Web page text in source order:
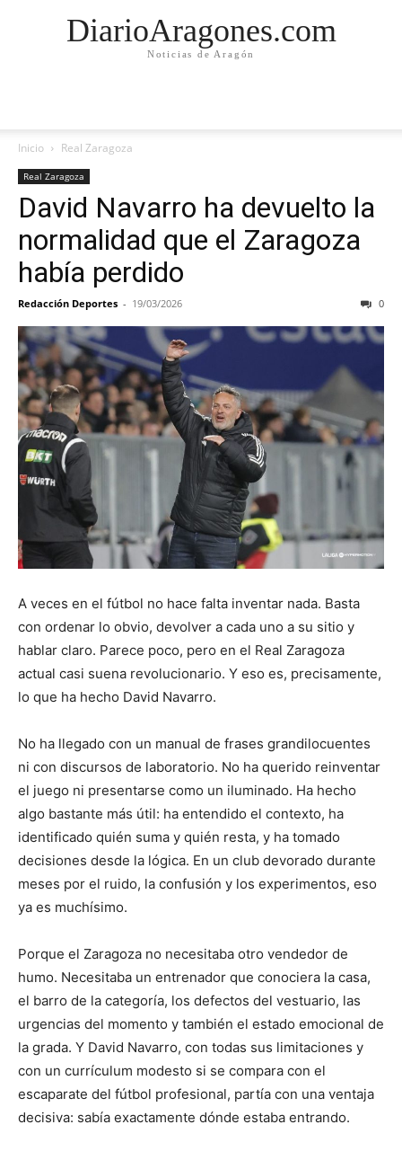
DiarioAragones.com
Noticias de Aragón
Inicio Real Zaragoza
Real Zaragoza
David Navarro ha devuelto la
normalidad que el Zaragoza
había perdido
Redacción Deportes - 19/03/2026 0
A veces en el fútbol no hace falta inventar nada. Basta
con ordenar lo obvio, devolver a cada uno a su sitio y
hablar claro. Parece poco, pero en el Real Zaragoza
actual casi suena revolucionario. Y eso es, precisamente,
lo que ha hecho David Navarro.
No ha llegado con un manual de frases grandilocuentes
ni con discursos de laboratorio. No ha querido reinventar
el juego ni presentarse como un iluminado. Ha hecho
algo bastante más útil: ha entendido el contexto, ha
identificado quién suma y quién resta, y ha tomado
decisiones desde la lógica. En un club devorado durante
meses por el ruido, la confusión y los experimentos, eso
ya es muchísimo.
Porque el Zaragoza no necesitaba otro vendedor de
humo. Necesitaba un entrenador que conociera la casa,
el barro de la categoría, los defectos del vestuario, las
urgencias del momento y también el estado emocional de
la grada. Y David Navarro, con todas sus limitaciones y
con un currículum modesto si se compara con el
escaparate del fútbol profesional, partía con una ventaja
decisiva: sabía exactamente dónde estaba entrando.